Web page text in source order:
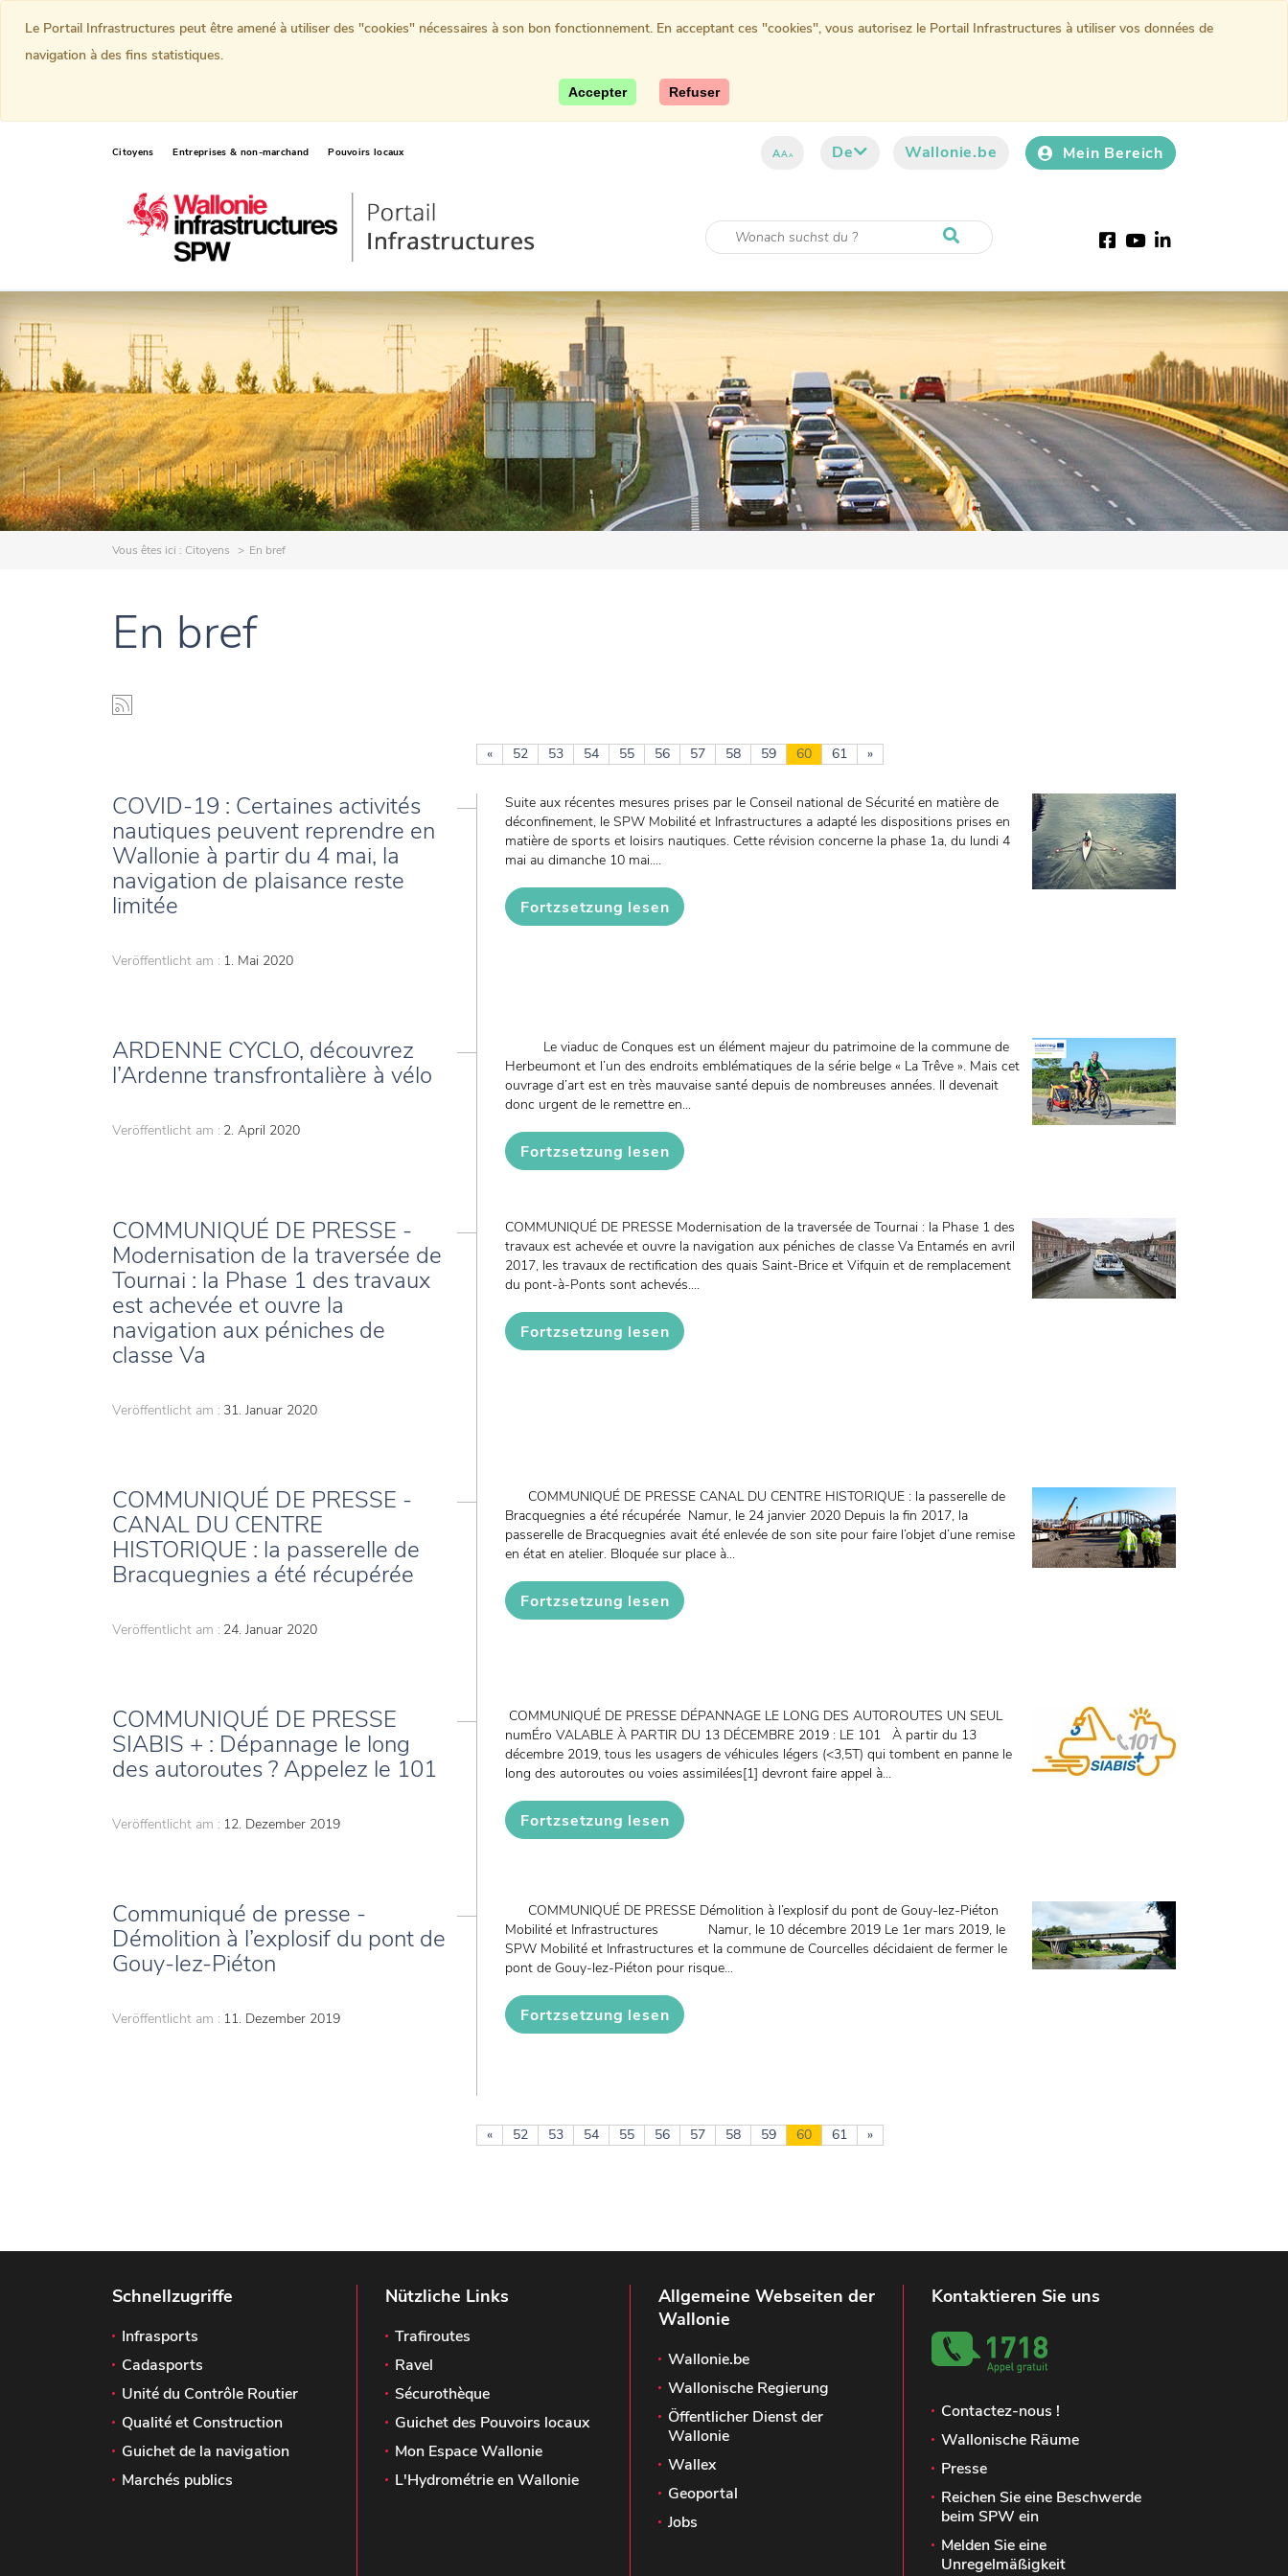
Citoyens Entreprises & non-marchand Pouvoirs locaux AAA De Wallonie.be Mein Bereich
Facebook
YoutubeLinkedIn
Vous êtes ici : Citoyens En bref
En bref
« 52 53 54 55 56 57 58 59 60 61 »
COVID-19 : Certaines activités
nautiques peuvent reprendre en
Wallonie à partir du 4 mai, la
navigation de plaisance reste
limitée
Veröffentlicht am : 1. Mai 2020
Suite aux récentes mesures prises par le Conseil national de Sécurité en matière de
déconfinement, le SPW Mobilité et Infrastructures a adapté les dispositions prises en
matière de sports et loisirs nautiques. Cette révision concerne la phase 1a, du lundi 4
mai au dimanche 10 mai....
Fortzsetzung lesen
ARDENNE CYCLO, découvrez
l’Ardenne transfrontalière à vélo
Veröffentlicht am : 2. April 2020
Le viaduc de Conques est un élément majeur du patrimoine de la commune de
Herbeumont et l’un des endroits emblématiques de la série belge « La Trêve ». Mais cet
ouvrage d’art est en très mauvaise santé depuis de nombreuses années. Il devenait
donc urgent de le remettre en...
Fortzsetzung lesen
COMMUNIQUÉ DE PRESSE -
Modernisation de la traversée de
Tournai : la Phase 1 des travaux
est achevée et ouvre la
navigation aux péniches de
classe Va
Veröffentlicht am : 31. Januar 2020
COMMUNIQUÉ DE PRESSE Modernisation de la traversée de Tournai : la Phase 1 des
travaux est achevée et ouvre la navigation aux péniches de classe Va Entamés en avril
2017, les travaux de rectification des quais Saint-Brice et Vifquin et de remplacement
du pont-à-Ponts sont achevés....
Fortzsetzung lesen
COMMUNIQUÉ DE PRESSE -
CANAL DU CENTRE
HISTORIQUE : la passerelle de
Bracquegnies a été récupérée
Veröffentlicht am : 24. Januar 2020
COMMUNIQUÉ DE PRESSE CANAL DU CENTRE HISTORIQUE : la passerelle de
Bracquegnies a été récupérée Namur, le 24 janvier 2020 Depuis la fin 2017, la
passerelle de Bracquegnies avait été enlevée de son site pour faire l’objet d’une remise
en état en atelier. Bloquée sur place à...
Fortzsetzung lesen
COMMUNIQUÉ DE PRESSE
SIABIS + : Dépannage le long
des autoroutes ? Appelez le 101
Veröffentlicht am : 12. Dezember 2019
COMMUNIQUÉ DE PRESSE DÉPANNAGE LE LONG DES AUTOROUTES UN SEUL
numÉro VALABLE À PARTIR DU 13 DÉCEMBRE 2019 : LE 101 À partir du 13
décembre 2019, tous les usagers de véhicules légers (<3,5T) qui tombent en panne le
long des autoroutes ou voies assimilées[1] devront faire appel à...
Fortzsetzung lesen
Communiqué de presse -
Démolition à l’explosif du pont de
Gouy-lez-Piéton
Veröffentlicht am : 11. Dezember 2019
COMMUNIQUÉ DE PRESSE Démolition à l’explosif du pont de Gouy-lez-Piéton
Mobilité et Infrastructures Namur, le 10 décembre 2019 Le 1er mars 2019, le
SPW Mobilité et Infrastructures et la commune de Courcelles décidaient de fermer le
pont de Gouy-lez-Piéton pour risque...
Fortzsetzung lesen
« 52 53 54 55 56 57 58 59 60 61 »
Schnellzugriffe
Infrasports
Cadasports
Unité du Contrôle Routier
Qualité et Construction
Guichet de la navigation
Marchés publics
Nützliche Links
Trafiroutes
Ravel
Sécurothèque
Guichet des Pouvoirs locaux
Mon Espace Wallonie
L'Hydrométrie en Wallonie
Allgemeine Webseiten der
Wallonie
Wallonie.be
Wallonische Regierung
Öffentlicher Dienst der
Wallonie
Wallex
Geoportal
Jobs
Kontaktieren Sie uns
Contactez-nous !
Wallonische Räume
Presse
Reichen Sie eine Beschwerde
beim SPW ein
Melden Sie eine
Unregelmäßigkeit
Le Portail Infrastructures peut être amené à utiliser des "cookies" nécessaires à son bon fonctionnement. En acceptant ces "cookies", vous autorisez le Portail Infrastructures à utiliser vos données de
navigation à des fins statistiques.
Accepter Refuser